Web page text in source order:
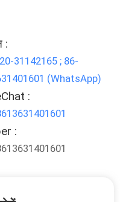
:
31142165 ; 86-
(WhatsApp)
:
: